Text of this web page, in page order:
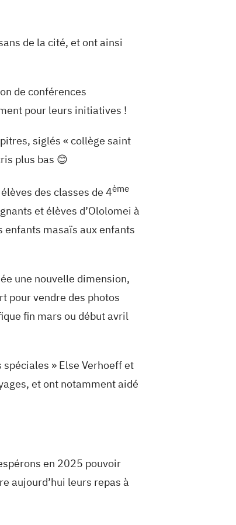
de la cité, et ont ainsi
de conférences
pour leurs initiatives !
siglés « collège saint
plus bas 😊
des classes de 4ème
et élèves d’Ololomei à
masaïs aux enfants
une nouvelle dimension,
pour vendre des photos
fin mars ou début avril
» Else Verhoeff et
et ont notamment aidé
en 2025 pouvoir
aujourd’hui leurs repas à